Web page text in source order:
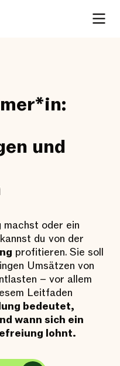
und
oder ein
du von der
profitieren. Sie soll
Umsätzen von
– vor allem
Leitfaden
bedeutet,
wann sich ein
lohnt.